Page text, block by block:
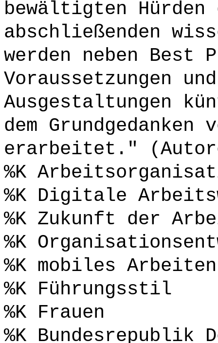
bewältigten
abschließenden
werden neben Best
Voraussetzungen
Ausgestaltungen
dem Grundgedanken
erarbeitet."
%K
%K Digitale
%K Zukunft der
%K
%K mobiles Arbeiten
%K Führungsstil
%K Frauen
%K Bundesrepublik